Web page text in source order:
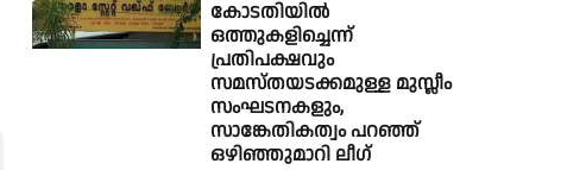
കോടതിയിൽ
ഒത്തുകളിച്ചെന്ന്
പ്രതിപക്ഷവും
സമസ്തയടക്കമുള്ള മുസ്ലീം
സംഘടനകളും,
സാങ്കേതികത്വം പറഞ്ഞ്
ഒഴിഞ്ഞുമാറി ലീഗ്